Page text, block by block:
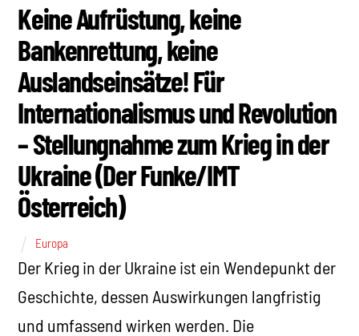
Keine Aufrüstung, keine
Bankenrettung, keine
Auslandseinsätze! Für
Internationalismus und Revolution
– Stellungnahme zum Krieg in der
Ukraine (Der Funke/IMT
Österreich)
Europa
Der Krieg in der Ukraine ist ein Wendepunkt der
Geschichte, dessen Auswirkungen langfristig
und umfassend wirken werden. Die